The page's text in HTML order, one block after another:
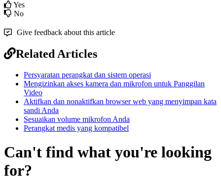
Yes
No
Give feedback about this article
Related Articles
Persyaratan perangkat dan sistem operasi
Mengizinkan akses kamera dan mikrofon untuk Panggilan
Video
Aktifkan dan nonaktifkan browser web yang menyimpan kata
sandi Anda
Sesuaikan volume mikrofon Anda
Perangkat medis yang kompatibel
Can't find what you're looking
for?